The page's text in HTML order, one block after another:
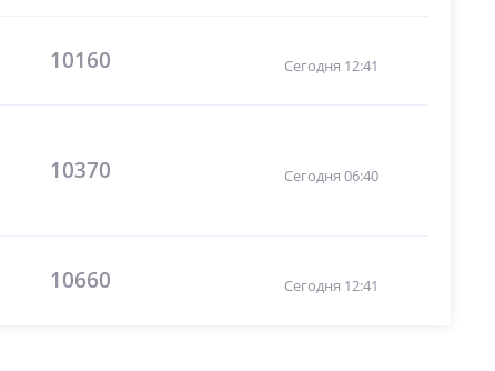
10160 Сегодня 12:41
10370 Сегодня 06:40
10660 Сегодня 12:41